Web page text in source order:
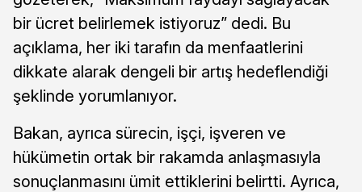
bir ücret belirlemek istiyoruz” dedi. Bu
açıklama, her iki tarafın da menfaatlerini
dikkate alarak dengeli bir artış hedeflendiği
şeklinde yorumlanıyor.
Bakan, ayrıca sürecin, işçi, işveren ve
hükümetin ortak bir rakamda anlaşmasıyla
sonuçlanmasını ümit ettiklerini belirtti. Ayrıca,